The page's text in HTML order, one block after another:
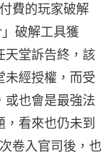
費的玩家破解
破解工具獲
天堂訴告終，該
未經授權，而受
或也會是最強法
看來也仍未到
卷入官司後，也